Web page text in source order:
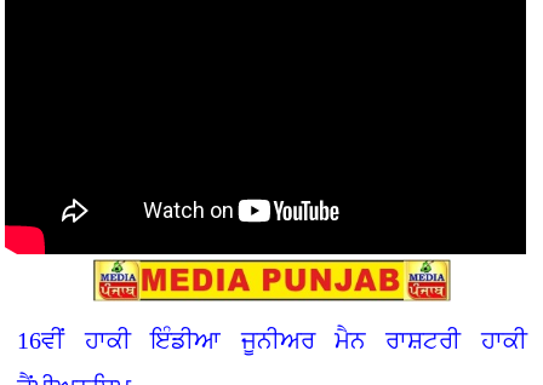
16ਵੀਂ ਹਾਕੀ ਇੰਡੀਆ ਜੂਨੀਅਰ ਮੈਨ ਰਾਸ਼ਟਰੀ ਹਾਕੀ